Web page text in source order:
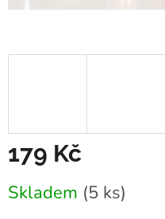
179 Kč
cena:
Skladem (5 ks)